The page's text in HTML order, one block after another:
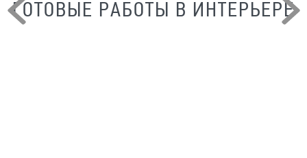
ГОТОВЫЕ РАБОТЫ В ИНТЕРЬЕРЕ